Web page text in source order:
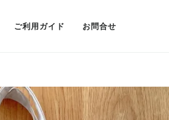
ご利用ガイド お問合せ